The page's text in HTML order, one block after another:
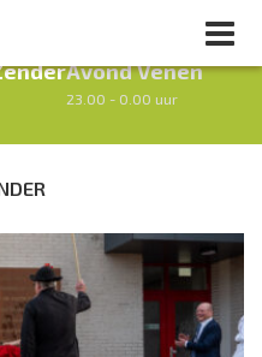
Avond Venen
23.00 - 0.00 uur
Volgend uur